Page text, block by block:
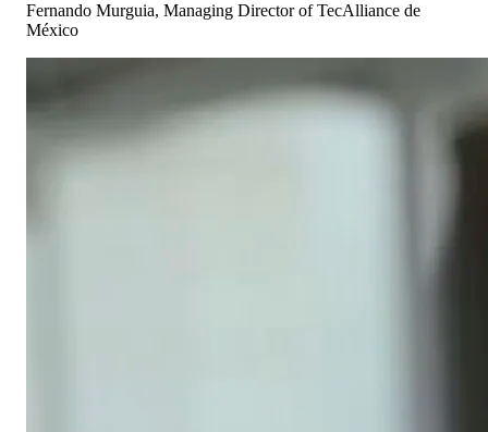
Fernando Murguia, Managing Director of TecAlliance de
México